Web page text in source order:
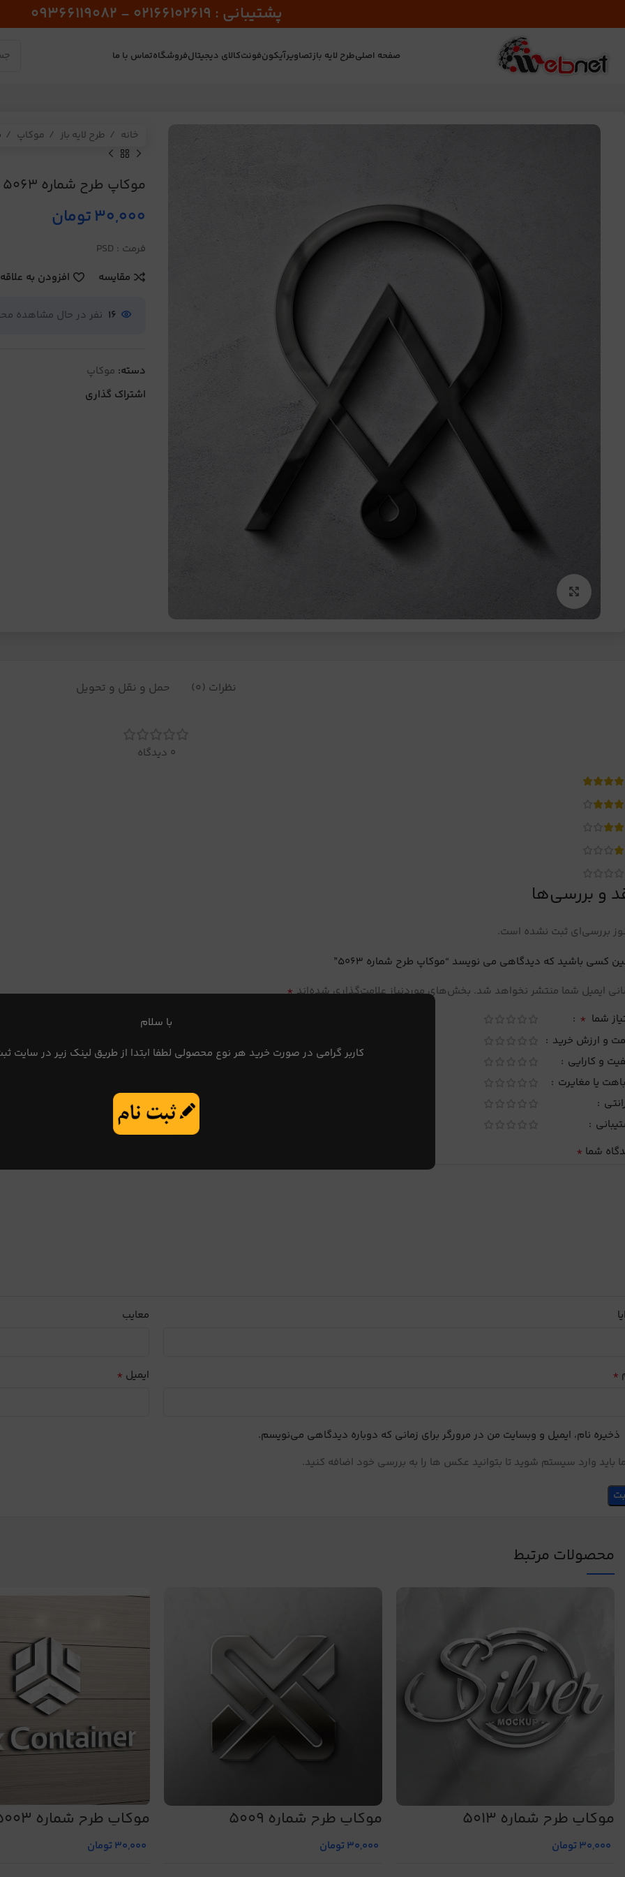
با سلام
کاربر گرامی در صورت خرید هر نوع محصولی لطفا ابتدا از طریق لینک زیر در سایت
پشتیبانی : 02166102619 - 09366119082
صفحه اصلیطرح لایه بازتصاویرآیکونفونتکالای دیجیتالفروشگاهتماس با ما
خانه طرح لایه باز موکاپ
موکاپ طرح شماره 5063
30,000تومان
فرمت : PSD
مقایسه
افزودن به
16 نفر در حال مشاهده
دسته: موکاپ
اشتراک گذاری
نظرات (0) حمل و نقل و تحویل
0 دیدگاه
و بررسی‌ها
بررسی‌ای ثبت نشده است.
کسی باشید که دیدگاهی می نویسد “موکاپ طرح شماره 5063”
ایمیل شما منتشر نخواهد شد. بخش‌های موردنیاز علامت‌گذاری شده‌اند*
شما *
و ارزش خرید
و کارایی
یا مغایرت
شما *
معایب
* ایمیل *
ذخیره نام، ایمیل و وبسایت من در مرورگر برای زمانی که دوباره دیدگاهی می‌نویسم.
باید وارد سیستم شوید تا بتوانید عکس ها را به بررسی خود اضافه کنید.
محصولات مرتبط
موکاپ طرح شماره 5013
30,000تومان
موکاپ طرح شماره 5009
30,000تومان
موکاپ طرح شماره 5003
30,000تومان